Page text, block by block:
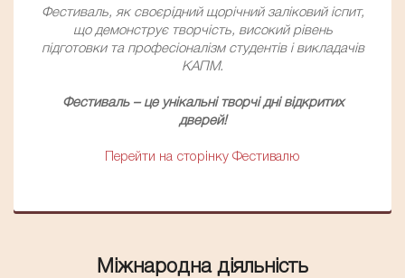
Фестиваль, як своєрідний щорічний заліковий іспит,
що демонструє творчість, високий рівень
підготовки та професіоналізм студентів і викладачів
КАПМ.
Фестиваль – це унікальні творчі дні відкритих
дверей!
Перейти на сторінку Фестивалю
Міжнародна діяльність